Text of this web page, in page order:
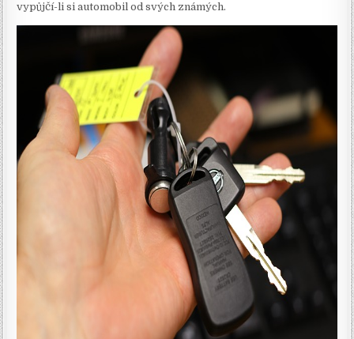
vypůjčí-li si automobil od svých známých.